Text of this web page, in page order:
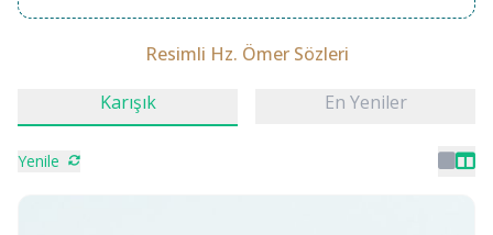
Resimli Hz. Ömer Sözleri
Karışık
En Yeniler
Yenile